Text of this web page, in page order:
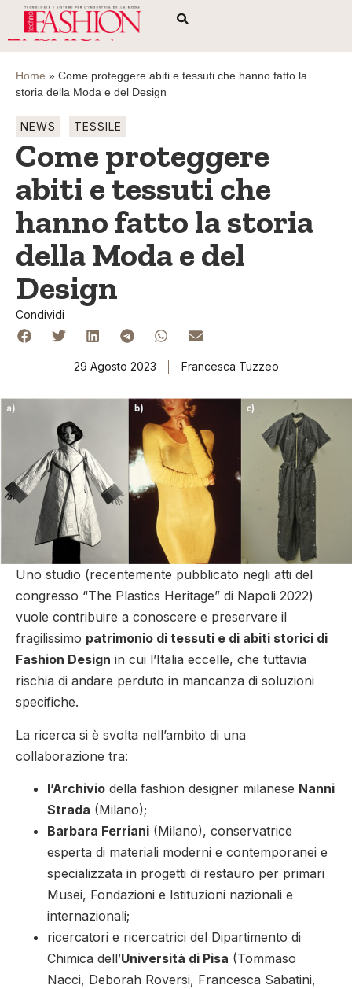
Home » Come proteggere abiti e tessuti che hanno fatto la
storia della Moda e del Design
NEWS TESSILE
Come proteggere
abiti e tessuti che
hanno fatto la storia
della Moda e del
Design
Condividi
29 Agosto 2023 Francesca Tuzzeo
Uno studio (recentemente pubblicato negli atti del
congresso “The Plastics Heritage” di Napoli 2022)
vuole contribuire a conoscere e preservare il
fragilissimo patrimonio di tessuti e di abiti storici di
Fashion Design in cui l’Italia eccelle, che tuttavia
rischia di andare perduto in mancanza di soluzioni
specifiche.
La ricerca si è svolta nell’ambito di una
collaborazione tra:
l’Archivio della fashion designer milanese Nanni
Strada (Milano);
Barbara Ferriani (Milano), conservatrice
esperta di materiali moderni e contemporanei e
specializzata in progetti di restauro per primari
Musei, Fondazioni e Istituzioni nazionali e
internazionali;
ricercatori e ricercatrici del Dipartimento di
Chimica dell’Università di Pisa (Tommaso
Nacci, Deborah Roversi, Francesca Sabatini,